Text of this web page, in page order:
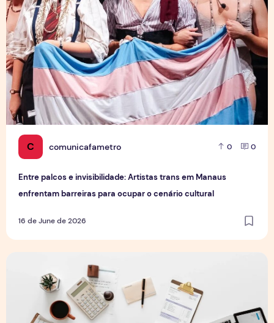
C comunicafametro 0 0
Entre palcos e invisibilidade: Artistas trans em Manaus
enfrentam barreiras para ocupar o cenário cultural
16 de June de 2026